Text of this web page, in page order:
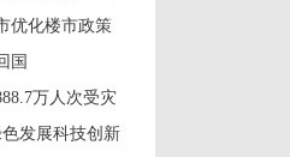
优化楼市政策
国
万人次受灾
发展科技创新